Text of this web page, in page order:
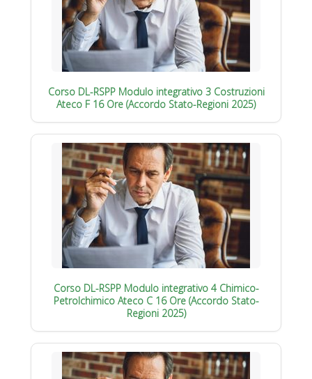
Corso DL-RSPP Modulo integrativo 3 Costruzioni
Ateco F 16 Ore (Accordo Stato-Regioni 2025)
Corso DL-RSPP Modulo integrativo 4 Chimico-
Petrolchimico Ateco C 16 Ore (Accordo Stato-
Regioni 2025)